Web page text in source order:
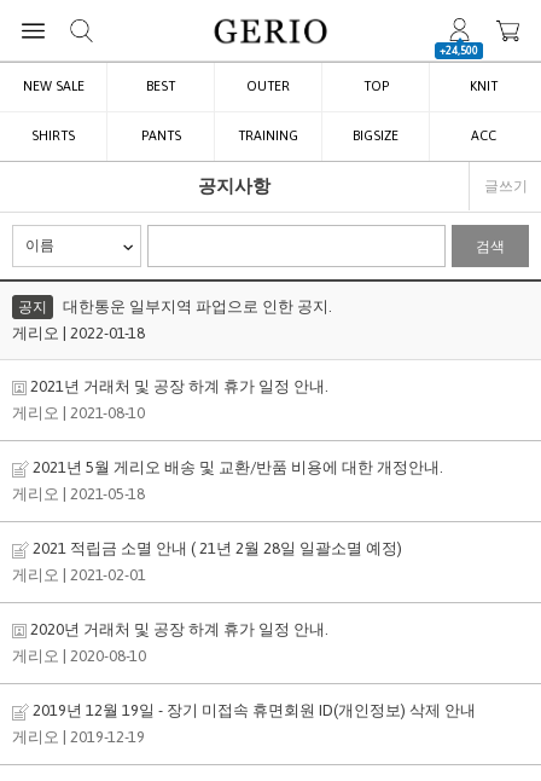
+24,500
NEW SALE BEST OUTER TOP KNIT
SHIRTS PANTS TRAINING BIGSIZE ACC
공지사항 글쓰기
검색
공지
대한통운 일부지역 파업으로 인한 공지.
게리오 | 2022-01-18
2021년 거래처 및 공장 하계 휴가 일정 안내.
게리오
| 2021-08-10
2021년 5월 게리오 배송 및 교환/반품 비용에 대한 개정안내.
게리오
| 2021-05-18
2021 적립금 소멸 안내 ( 21년 2월 28일 일괄소멸 예정)
게리오
| 2021-02-01
2020년 거래처 및 공장 하계 휴가 일정 안내.
게리오
| 2020-08-10
2019년 12월 19일 - 장기 미접속 휴면회원 ID(개인정보) 삭제 안내
게리오
| 2019-12-19